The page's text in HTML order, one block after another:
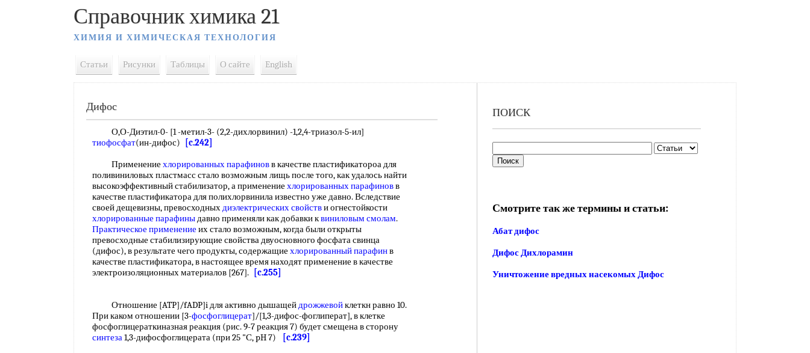
Справочник химика 21
ХИМИЯ И ХИМИЧЕСКАЯ ТЕХНОЛОГИЯ
Статьи Рисунки Таблицы О сайте English
Дифос
О,О-Диэтил-0- [1 -метил-3- (2,2-дихлорвинил) -1,2,4-триазол-5-ил]
тиофосфат(ин-дифос)
[c.242]
Применение хлорированных парафиновв качестве пластификатороа для
поливиниловых пластмасс стало возможным лищь после того, как удалось найти
высокоэффективный стабилизатор, а применение хлорированных парафиновв
качестве пластификатора для полихлорвинила известно уже давно. Вследствие
своей дещевизны, превосходныхдиэлектрических свойстви огнестойкости
хлорированные парафиныдавно применяли как добавки квиниловым смолам.
Практическое применение их стало возможным, когда были открыты
превосходные стабилизирующие свойства двуосновного фосфата свинца
(дифос), в результате чего продукты, содержащие хлорированный парафинв
качестве пластификатора, в настоящее время находят применение в качестве
электроизоляционных материалов [267].
[c.255]
Отношение [ATP]/fADP]i для активно дышащейдрожжевойклеткн равно 10.
При каком отношении [3-фосфоглицерат]/[1,3-дифос-фоглиперат], в клетке
фосфоглицераткиназная реакция (рис. 9-7 реакция 7) будет смещена в сторону
синтеза1,3-дифосфоглицерата (при 25 "С, pH 7)
[c.239]
ПОИСК
Смотрите так же термины и статьи:
Абат дифос
Дифос Дихлорамин
Уничтожение вредных насекомых Дифос